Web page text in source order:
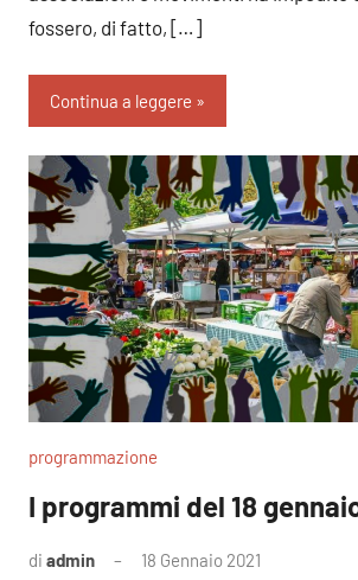
fossero, di fatto, […]
Continua a leggere
programmazione
I programmi del 18
di admin 18 Gennaio 2021